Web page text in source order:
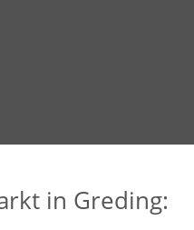
in Greding: